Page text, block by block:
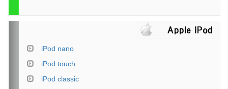
iPod nano
iPod touch
iPod classic